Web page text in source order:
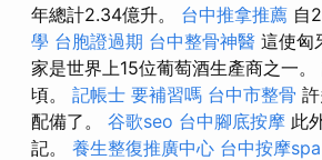
年總計2.34億升。 台中推拿推薦 自
學 台胞證過期 台中整骨神醫 這使匈
家是世界上15位葡萄酒生產商之一
頃。 記帳士 要補習嗎 台中市整骨
配備了。 谷歌seo 台中腳底按摩 此
記。 養生整復推廣中心 台中按摩spa